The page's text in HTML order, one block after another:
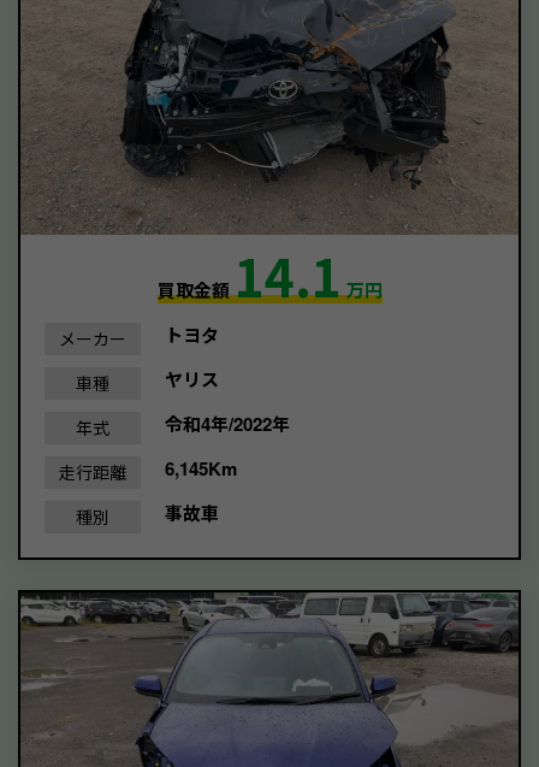
買取金額14.1万円
メーカー トヨタ
車種 ヤリス
年式 令和4年/2022年
走行距離 6,145Km
種別 事故車